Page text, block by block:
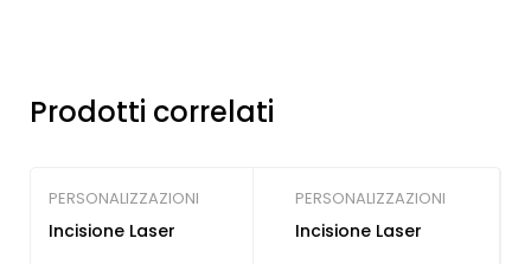
Prodotti correlati
PERSONALIZZAZIONI
Incisione Laser
PERSONALIZZAZIONI
Incisione Laser